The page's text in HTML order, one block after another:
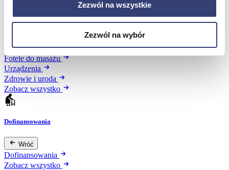
Zezwól na wszystkie
Zezwól na wybór
Spa & Wellness
Wróć
Fotele do masażu
Urządzenia
Zdrowie i uroda
Zobacz wszystko
Dofinansowania
Wróć
Dofinansowania
Zobacz wszystko